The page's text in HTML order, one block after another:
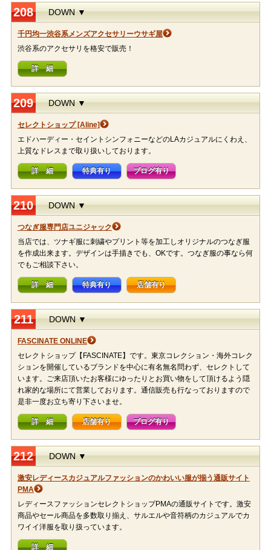
208 DOWN ▼
千円均一渋谷系メンズアクセサリーウサギ屋
渋谷系のアクセサリを格安で販売！
詳 細
209 DOWN ▼
セレクトショップ [Aline]
エドハーディー・セイントシンフォニーなどのLAカジュアルにくわえ、
上質なドレスまで取り扱いしております。
詳 細 特典有り ブログ有り
210 DOWN ▼
つなぎ服専門店ユニジャック
当店では、ツナギ服に刺繍やプリント等を加工しオリジナルのつなぎ服
を作成出来ます。デザインは手描きでも、OKです。つなぎ服の事なら何
でもご相談下さい。
詳 細 特典有り 店舗有り
211 DOWN ▼
FASCINATE ONLINE
セレクトショップ【FASCINATE】です。東京コレクション・海外コレク
ションを開催しているブランドを中心に有名無名問わず、セレクトして
います。ご来店頂いたお客様にゆったりとお買い物をして頂けるよう隠
れ家的な場所にて営業しております。通信販売も行なっておりますので
是非一度お立ち寄り下さいませ。
詳 細 店舗有り ブログ有り
212 DOWN ▼
激安レディースカジュアルファッションのかわいい服が揃う通販サイト
PMA
レディースファッションセレクトショップPMAの通販サイトです。激安
商品やセール商品を多数取り揃え、サルエルや音符柄のカジュアルでカ
ワイイ洋服を取り扱っています。
詳 細